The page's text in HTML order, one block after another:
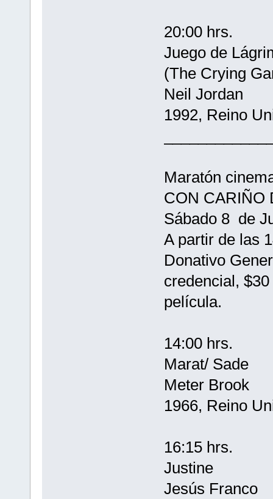
20:00 hrs.
Juego de
(The Crying
Neil Jordan
1992, Reino
Maratón
CON CARIÑO
Sábado 8 de
A partir de las
Donativo
credencial, $30
película.
14:00 hrs.
Marat/ Sade
Meter Brook
1966, Reino
16:15 hrs.
Justine
Jesús Franco